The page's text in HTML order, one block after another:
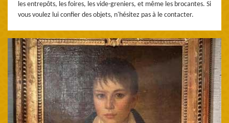
les entrepôts, les foires, les vide-greniers, et même les brocantes. Si
vous voulez lui confier des objets, n'hésitez pas à le contacter.